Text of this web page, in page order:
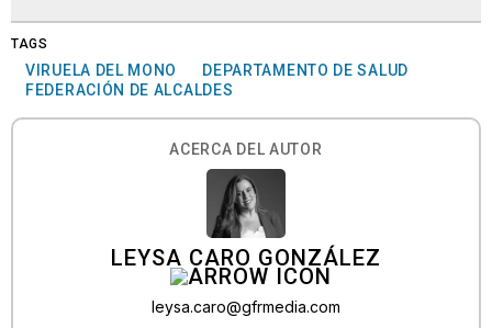
TAGS
VIRUELA DEL MONO
DEPARTAMENTO DE SALUD
FEDERACIÓN DE ALCALDES
ACERCA DEL AUTOR
LEYSA CARO GONZÁLEZ
leysa.caro@gfrmedia.com